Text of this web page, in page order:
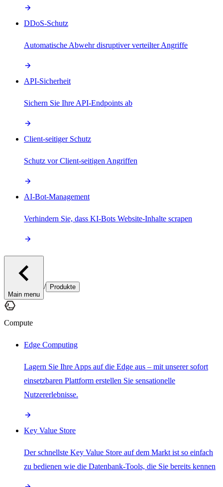
DDoS-Schutz
Automatische Abwehr disruptiver verteilter Angriffe
API-Sicherheit
Sichern Sie Ihre API-Endpoints ab
Client-seitiger Schutz
Schutz vor Client-seitigen Angriffen
AI-Bot-Management
Verhindern Sie, dass KI-Bots Website-Inhalte scrapen
Main menu
/ Produkte
Compute
Edge Computing
Lagern Sie Ihre Apps auf die Edge aus – mit unserer sofort
einsetzbaren Plattform erstellen Sie sensationelle
Nutzererlebnisse.
Key Value Store
Der schnellste Key Value Store auf dem Markt ist so einfach
zu bedienen wie die Datenbank-Tools, die Sie bereits kennen